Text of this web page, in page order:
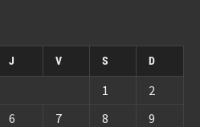
J V S D
1
2
6 7 8
9